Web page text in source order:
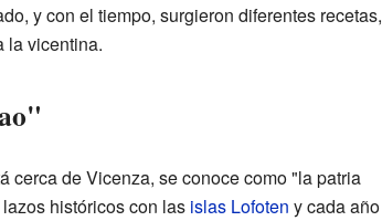
y con el tiempo, surgieron diferentes recetas,
la vicentina.
cerca de Vicenza, se conoce como "la patria
históricos con las islas Lofoten y cada año